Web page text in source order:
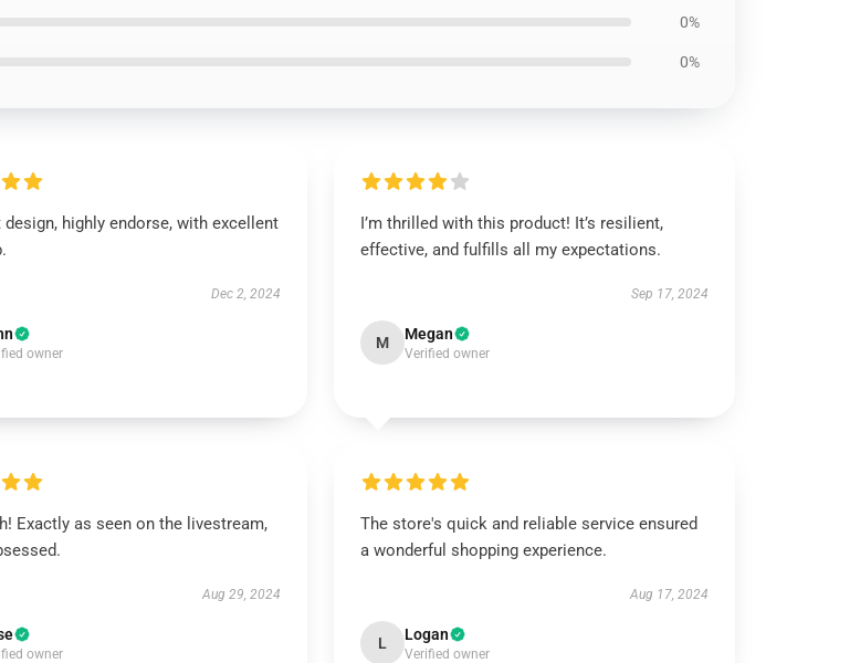
0%
0%
design, highly endorse, with excellent
Dec 2, 2024
owner
I’m thrilled with this product! It’s resilient,
effective, and fulfills all my expectations.
Sep 17, 2024
M Megan
Verified owner
Exactly as seen on the livestream,
Aug 29, 2024
owner
The store's quick and reliable service ensured
a wonderful shopping experience.
Aug 17, 2024
L Logan
Verified owner